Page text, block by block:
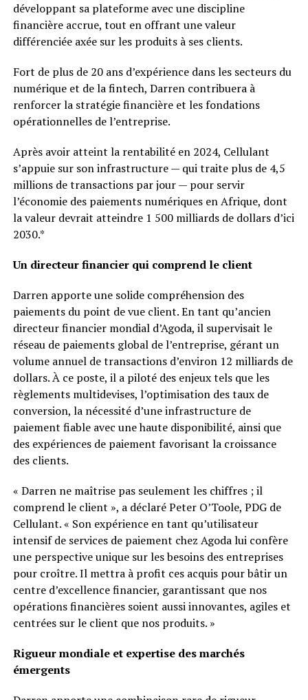
développant sa plateforme avec une discipline
financière accrue, tout en offrant une valeur
différenciée axée sur les produits à ses clients.
Fort de plus de 20 ans d’expérience dans les secteurs du
numérique et de la fintech, Darren contribuera à
renforcer la stratégie financière et les fondations
opérationnelles de l’entreprise.
Après avoir atteint la rentabilité en 2024, Cellulant
s’appuie sur son infrastructure — qui traite plus de 4,5
millions de transactions par jour — pour servir
l’économie des paiements numériques en Afrique, dont
la valeur devrait atteindre 1 500 milliards de dollars d’ici
2030.*
Un directeur financier qui comprend le client
Darren apporte une solide compréhension des
paiements du point de vue client. En tant qu’ancien
directeur financier mondial d’Agoda, il supervisait le
réseau de paiements global de l’entreprise, gérant un
volume annuel de transactions d’environ 12 milliards de
dollars. À ce poste, il a piloté des enjeux tels que les
règlements multidevises, l’optimisation des taux de
conversion, la nécessité d’une infrastructure de
paiement fiable avec une haute disponibilité, ainsi que
des expériences de paiement favorisant la croissance
des clients.
« Darren ne maîtrise pas seulement les chiffres ; il
comprend le client », a déclaré Peter O’Toole, PDG de
Cellulant. « Son expérience en tant qu’utilisateur
intensif de services de paiement chez Agoda lui confère
une perspective unique sur les besoins des entreprises
pour croître. Il mettra à profit ces acquis pour bâtir un
centre d’excellence financier, garantissant que nos
opérations financières soient aussi innovantes, agiles et
centrées sur le client que nos produits. »
Rigueur mondiale et expertise des marchés
émergents